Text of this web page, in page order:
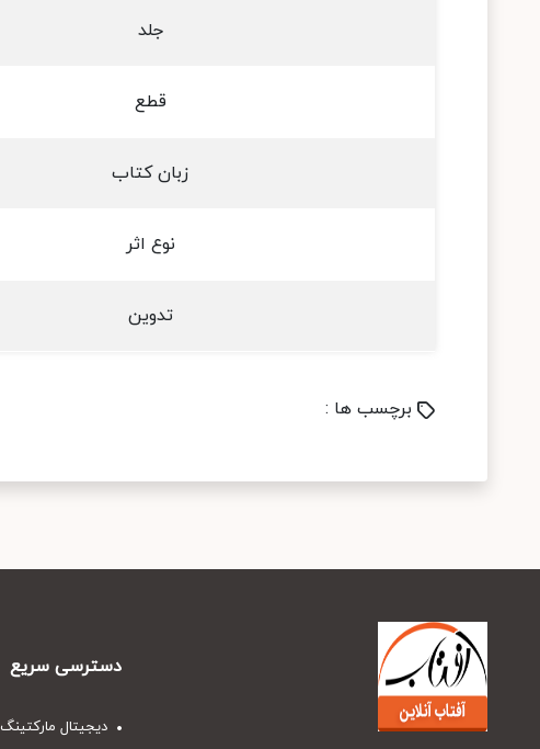
جلد
قطع
زبان کتاب
نوع اثر
تدوین
برچسب ها :
دسترسی سریع
دیجیتال مارکتینگ